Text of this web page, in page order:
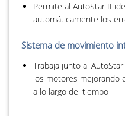
Permite al AutoStar II
automáticamente los
Sistema de movimiento
Trabaja junto al
los motores mejorando
a lo largo del tiempo